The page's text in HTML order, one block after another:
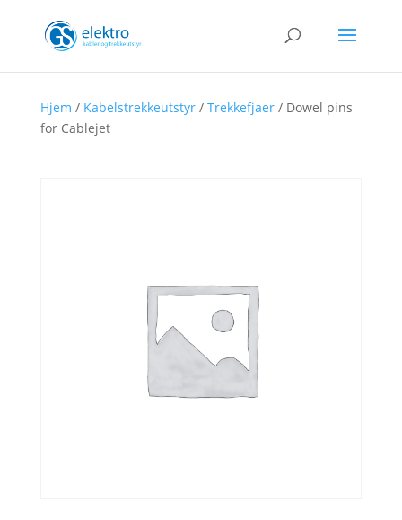
Hjem / Kabelstrekkeutstyr/ Trekkefjaer/ Dowel pins
for Cablejet